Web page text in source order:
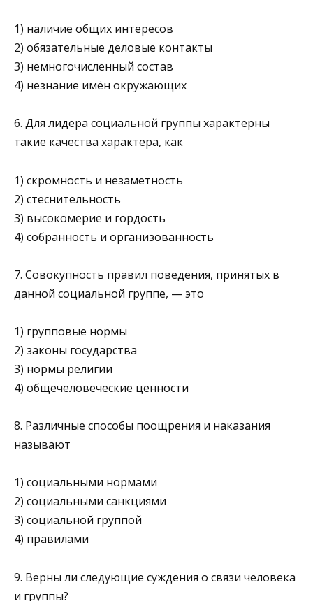
1) наличие общих интересов
2) обязательные деловые контакты
3) немногочисленный состав
4) незнание имён окружающих
6. Для лидера социальной группы характерны
такие качества характера, как
1) скромность и незаметность
2) стеснительность
3) высокомерие и гордость
4) собранность и организованность
7. Совокупность правил поведения, принятых в
данной социальной группе, — это
1) групповые нормы
2) законы государства
3) нормы религии
4) общечеловеческие ценности
8. Различные способы поощрения и наказания
называют
1) социальными нормами
2) социальными санкциями
3) социальной группой
4) правилами
9. Верны ли следующие суждения о связи человека
и группы?